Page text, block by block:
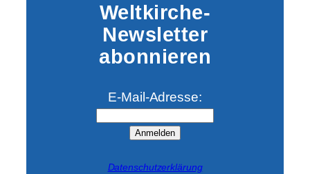
Weltkirche-
Newsletter
abonnieren
E-Mail-Adresse:
Anmelden
Datenschutzerklärung